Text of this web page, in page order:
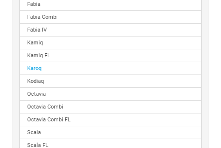
Fabia
Fabia Combi
Fabia IV
Kamiq
Kamiq FL
Karoq
Kodiaq
Octavia
Octavia Combi
Octavia Combi FL
Scala
Scala FL